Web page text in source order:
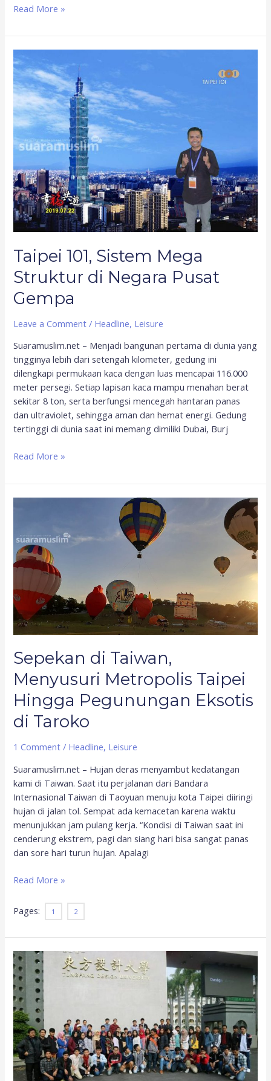
Read More »
Taipei 101, Sistem Mega
Struktur di Negara Pusat
Gempa
Leave a Comment / Headline, Leisure
Suaramuslim.net – Menjadi bangunan pertama di dunia yang
tingginya lebih dari setengah kilometer, gedung ini
dilengkapi permukaan kaca dengan luas mencapai 116.000
meter persegi. Setiap lapisan kaca mampu menahan berat
sekitar 8 ton, serta berfungsi mencegah hantaran panas
dan ultraviolet, sehingga aman dan hemat energi. Gedung
tertinggi di dunia saat ini memang dimiliki Dubai, Burj
Taipei
101,
Sistem
Mega
Struktur
di
Negara
Pusat
Gempa
Read More »
Sepekan di Taiwan,
Menyusuri Metropolis Taipei
Hingga Pegunungan Eksotis
di Taroko
1 Comment / Headline, Leisure
Suaramuslim.net – Hujan deras menyambut kedatangan
kami di Taiwan. Saat itu perjalanan dari Bandara
Internasional Taiwan di Taoyuan menuju kota Taipei diiringi
hujan di jalan tol. Sempat ada kemacetan karena waktu
menunjukkan jam pulang kerja. “Kondisi di Taiwan saat ini
cenderung ekstrem, pagi dan siang hari bisa sangat panas
dan sore hari turun hujan. Apalagi
Menyusuri
Metropolis
Taipei
Hingga
Pegunungan
Eksotis
di
Read More »
Pages: 1 2
Ratusan
Mahasiswa
Indonesia
Diduga
jadi
Korban
Kerja
Paksa
di